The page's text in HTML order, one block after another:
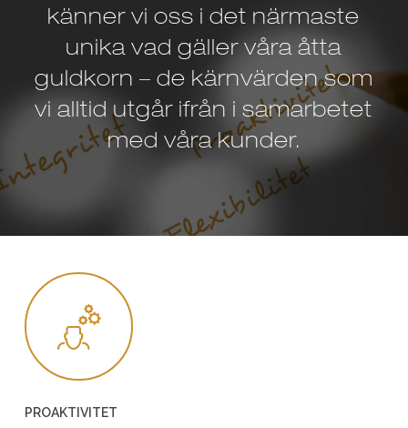
känner vi oss i det närmaste
unika vad gäller våra åtta
guldkorn – de kärnvärden som
vi alltid utgår ifrån i samarbetet
med våra kunder.
PROAKTIVITET